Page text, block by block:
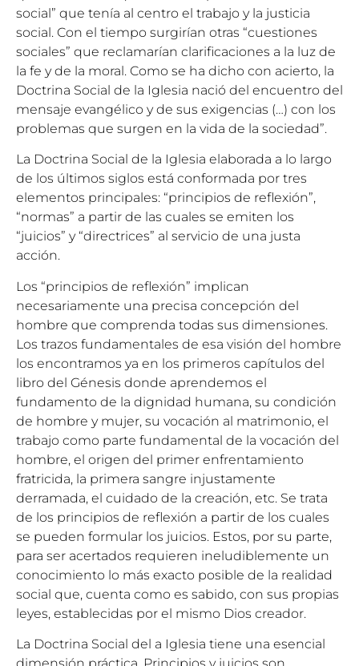
social” que tenía al centro el trabajo y la justicia
social. Con el tiempo surgirían otras “cuestiones
sociales” que reclamarían clarificaciones a la luz de
la fe y de la moral. Como se ha dicho con acierto, la
Doctrina Social de la Iglesia nació del encuentro del
mensaje evangélico y de sus exigencias (…) con los
problemas que surgen en la vida de la sociedad”.
La Doctrina Social de la Iglesia elaborada a lo largo
de los últimos siglos está conformada por tres
elementos principales: “principios de reflexión”,
“normas” a partir de las cuales se emiten los
“juicios” y “directrices” al servicio de una justa
acción.
Los “principios de reflexión” implican
necesariamente una precisa concepción del
hombre que comprenda todas sus dimensiones.
Los trazos fundamentales de esa visión del hombre
los encontramos ya en los primeros capítulos del
libro del Génesis donde aprendemos el
fundamento de la dignidad humana, su condición
de hombre y mujer, su vocación al matrimonio, el
trabajo como parte fundamental de la vocación del
hombre, el origen del primer enfrentamiento
fratricida, la primera sangre injustamente
derramada, el cuidado de la creación, etc. Se trata
de los principios de reflexión a partir de los cuales
se pueden formular los juicios. Estos, por su parte,
para ser acertados requieren ineludiblemente un
conocimiento lo más exacto posible de la realidad
social que, cuenta como es sabido, con sus propias
leyes, establecidas por el mismo Dios creador.
La Doctrina Social del a Iglesia tiene una esencial